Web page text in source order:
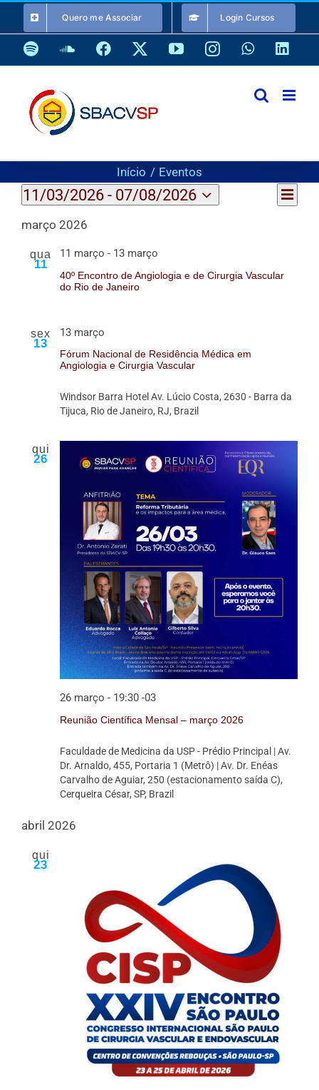
o
conteúdo
Quero me Associar Login Cursos
SpotifySoundCloud
Facebook YouTubeInstagramWhatsApp
Início Eventos
Eventos
do
Lista
11/03/2026 - 07/08/2026
a
março 2026
qua
11
40º Encontro de Angiologia e de Cirurgia Vascular
do Rio de Janeiro
11 março - 13 março
sex
13
Fórum Nacional de Residência Médica em
Angiologia e Cirurgia Vascular
13 março
Windsor Barra Hotel Av. Lúcio Costa, 2630 - Barra da
Tijuca, Rio de Janeiro, RJ, Brazil
qui
26
Reunião Científica Mensal – março 2026
26 março - 19:30 -03
Faculdade de Medicina da USP - Prédio Principal | Av.
Dr. Arnaldo, 455, Portaria 1 (Metrô) | Av. Dr. Enéas
Carvalho de Aguiar, 250 (estacionamento saída C),
Cerqueira César, SP, Brazil
abril 2026
qui
23